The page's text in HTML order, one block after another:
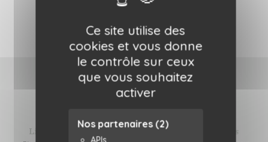
Ce site utilise des
cookies et vous donne
le contrôle sur ceux
que vous souhaitez
activer
Nos partenaires (2)
Livraison offerte Colis responsables